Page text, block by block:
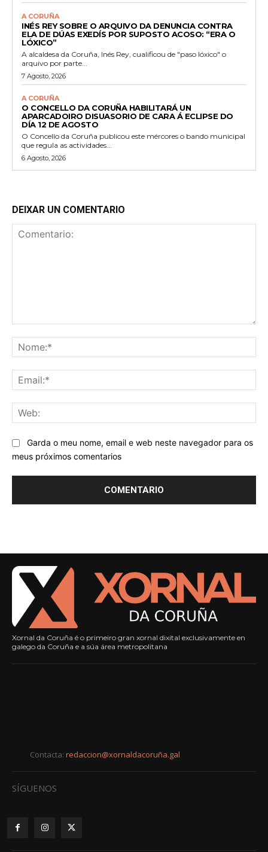
A CORUÑA
INÉS REY SOBRE O ARQUIVO DA DENUNCIA CONTRA
ELA DE DÚAS EXEDÍS POR SUPOSTO ACOSO: “ERA O
LÓXICO”
A alcaldesa da Coruña, Inés Rey, cualificou de "paso lóxico" o
arquivo por parte...
7 Agosto, 2026
A CORUÑA
O CONCELLO DA CORUÑA HABILITARÁ UN
APARCADOIRO DISUASORIO DE CARA Á ECLIPSE DO
DÍA 12 DE AGOSTO
O Concello da Coruña publicou este mércores o bando municipal
que regula as actividades...
6 Agosto, 2026
DEIXAR UN COMENTARIO
Garda o meu nome, email e web neste navegador para os
meus próximos comentarios
Xornal da Coruña é o primeiro gran xornal dixital exclusivamente en
galego da Coruña e a súa área metropolitana
Contacta: redaccion@xornaldacoruña.gal
SÍGUENOS